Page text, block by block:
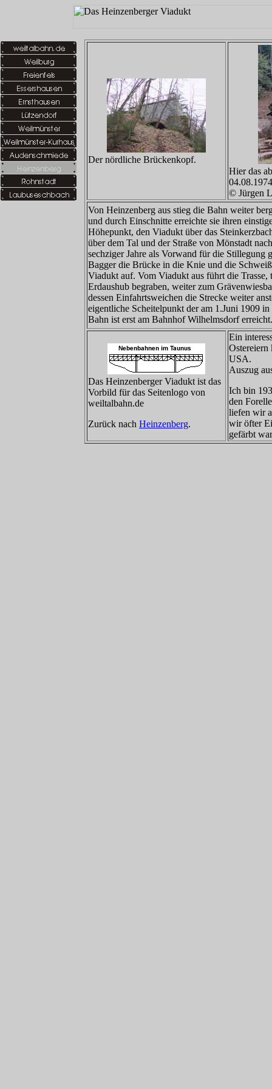
Der nördliche Brückenkopf.
Hier das
© Jürgen
Von Heinzenberg aus stieg die Bahn weiter
und durch Einschnitte erreichte sie ihren
Höhepunkt, den Viadukt über das
über dem Tal und der Straße von Mönstadt
sechziger Jahre als Vorwand für die Stillegung
Bagger die Brücke in die Knie und die
Viadukt auf. Vom Viadukt aus führt die Trasse,
Erdaushub begraben, weiter zum
dessen Einfahrtsweichen die Strecke weiter
eigentliche Scheitelpunkt der am 1.Juni 1909
Bahn ist erst am Bahnhof Wilhelmsdorf erreicht.
Das Heinzenberger Viadukt ist das
Vorbild für das Seitenlogo von
weiltalbahn.de
Zurück nach Heinzenberg.
Ein
Ostereiern
USA.
Auszug
Ich bin
den
liefen wir
wir öfter
gefärbt